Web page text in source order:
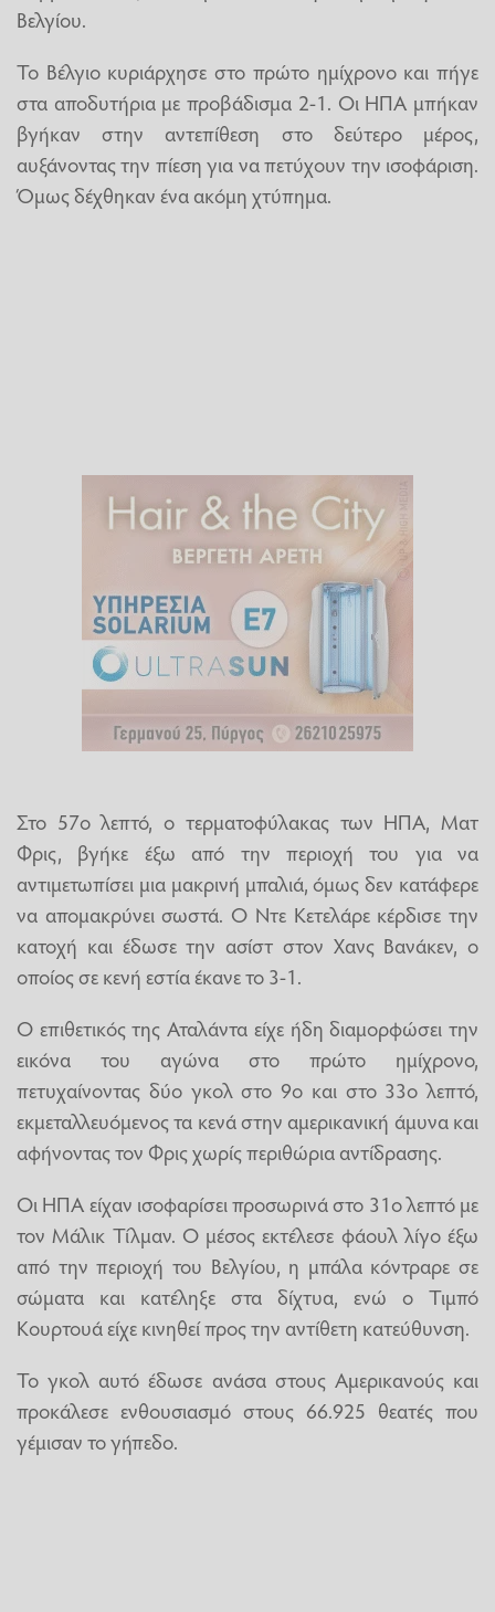
Βελγίου.
Το Βέλγιο κυριάρχησε στο πρώτο ημίχρονο και πήγε
στα αποδυτήρια με προβάδισμα 2-1. Οι ΗΠΑ μπήκαν
βγήκαν στην αντεπίθεση στο δεύτερο μέρος,
αυξάνοντας την πίεση για να πετύχουν την ισοφάριση.
Όμως δέχθηκαν ένα ακόμη χτύπημα.
Στο 57ο λεπτό, ο τερματοφύλακας των ΗΠΑ, Ματ
Φρις, βγήκε έξω από την περιοχή του για να
αντιμετωπίσει μια μακρινή μπαλιά, όμως δεν κατάφερε
να απομακρύνει σωστά. Ο Ντε Κετελάρε κέρδισε την
κατοχή και έδωσε την ασίστ στον Χανς Βανάκεν, ο
οποίος σε κενή εστία έκανε το 3-1.
Ο επιθετικός της Αταλάντα είχε ήδη διαμορφώσει την
εικόνα του αγώνα στο πρώτο ημίχρονο,
πετυχαίνοντας δύο γκολ στο 9ο και στο 33ο λεπτό,
εκμεταλλευόμενος τα κενά στην αμερικανική άμυνα και
αφήνοντας τον Φρις χωρίς περιθώρια αντίδρασης.
Οι ΗΠΑ είχαν ισοφαρίσει προσωρινά στο 31ο λεπτό με
τον Μάλικ Τίλμαν. Ο μέσος εκτέλεσε φάουλ λίγο έξω
από την περιοχή του Βελγίου, η μπάλα κόντραρε σε
σώματα και κατέληξε στα δίχτυα, ενώ ο Τιμπό
Κουρτουά είχε κινηθεί προς την αντίθετη κατεύθυνση.
Το γκολ αυτό έδωσε ανάσα στους Αμερικανούς και
προκάλεσε ενθουσιασμό στους 66.925 θεατές που
γέμισαν το γήπεδο.